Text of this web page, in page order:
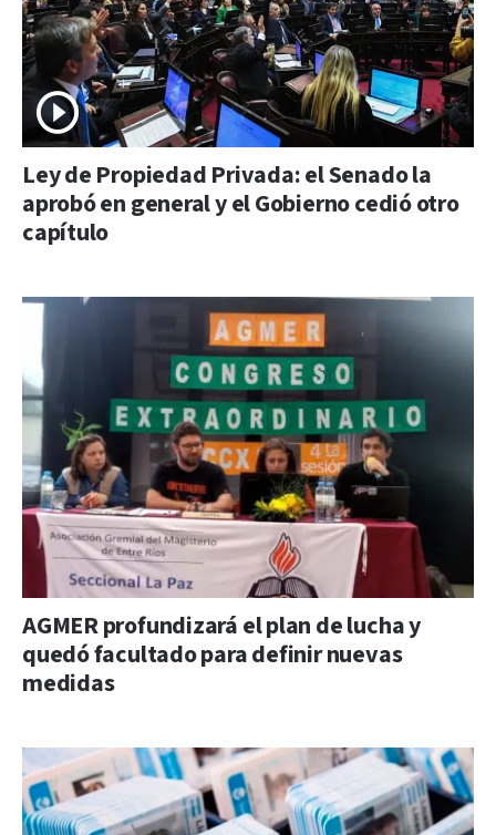
Ley de Propiedad Privada: el Senado la
aprobó en general y el Gobierno cedió otro
capítulo
AGMER profundizará el plan de lucha y
quedó facultado para definir nuevas
medidas